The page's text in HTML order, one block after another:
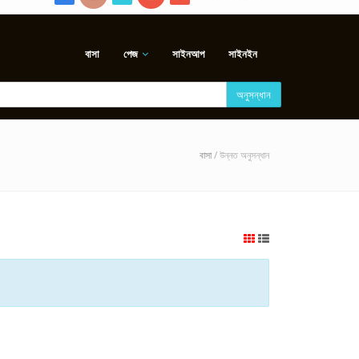
বাসা পেজ সাইনআপ সাইনইন
অনুসন্ধান
বাসা/ উন্নত অনুসন্ধান